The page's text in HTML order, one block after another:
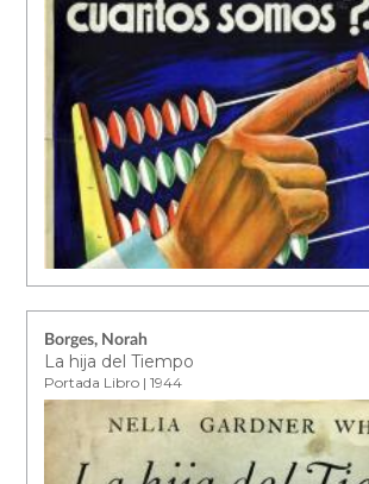
Borges, Norah
La hija del Tiempo
Portada Libro | 1944